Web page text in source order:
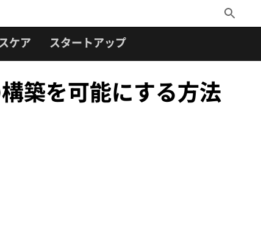
Toggle
Search
ケア スタートアップ
築を可能にする方法